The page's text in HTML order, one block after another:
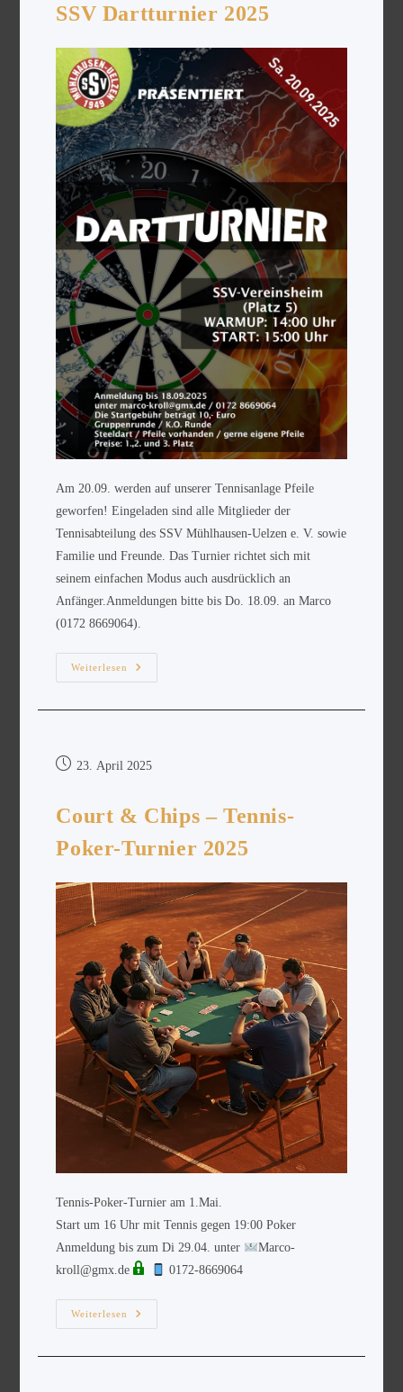
SSV Dartturnier 2025
Am 20.09. werden auf unserer Tennisanlage Pfeile
geworfen! Eingeladen sind alle Mitglieder der
Tennisabteilung des SSV Mühlhausen-Uelzen e. V. sowie
Familie und Freunde. Das Turnier richtet sich mit
seinem einfachen Modus auch ausdrücklich an
Anfänger.Anmeldungen bitte bis Do. 18.09. an Marco
(0172 8669064).
Weiterlesen
23. April 2025
Court & Chips – Tennis-
Poker-Turnier 2025
Tennis-Poker-Turnier am 1.Mai.
Start um 16 Uhr mit Tennis gegen 19:00 Poker
Anmeldung bis zum Di 29.04. unter
Marco-
kroll@gmx.de
0172-8669064
Weiterlesen